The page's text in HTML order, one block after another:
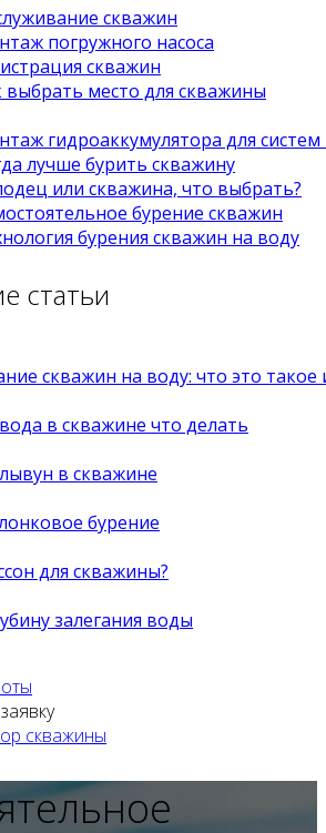
скважин
погружного насоса
скважин
выбрать место для скважины
гидроаккумулятора для
лучше бурить скважину
или скважина, что выбрать?
бурение скважин
бурения скважин на воду
статьи
скважин на воду: что это такое
в скважине что делать
в скважине
бурение
для скважины?
залегания воды